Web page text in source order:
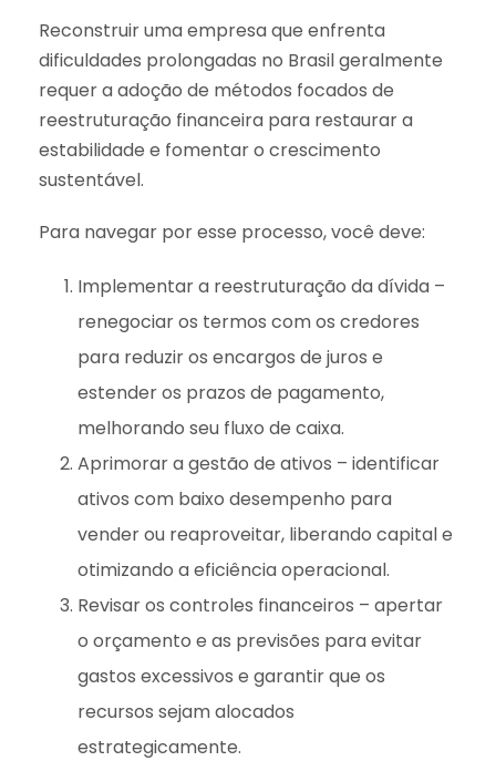
Reconstruir uma empresa que enfrenta
dificuldades prolongadas no Brasil geralmente
requer a adoção de métodos focados de
reestruturação financeira para restaurar a
estabilidade e fomentar o crescimento
sustentável.
Para navegar por esse processo, você deve:
Implementar a reestruturação da dívida –
renegociar os termos com os credores
para reduzir os encargos de juros e
estender os prazos de pagamento,
melhorando seu fluxo de caixa.
Aprimorar a gestão de ativos – identificar
ativos com baixo desempenho para
vender ou reaproveitar, liberando capital e
otimizando a eficiência operacional.
Revisar os controles financeiros – apertar
o orçamento e as previsões para evitar
gastos excessivos e garantir que os
recursos sejam alocados
estrategicamente.